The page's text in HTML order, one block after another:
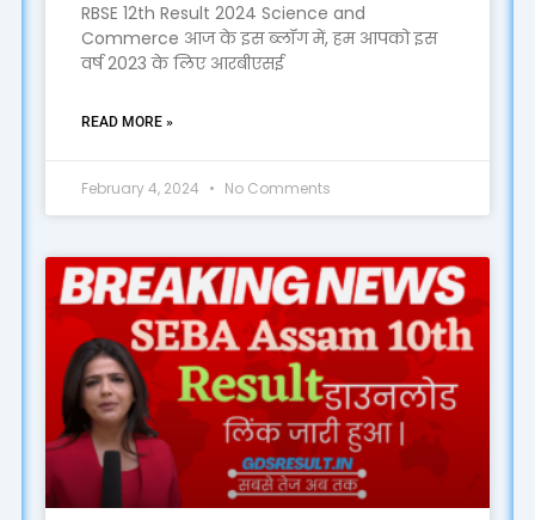
RBSE 12th Result 2024 Science and
Commerce आज के इस ब्लॉग में, हम आपको इस
वर्ष 2023 के लिए आरबीएसई
READ MORE »
February 4, 2024 No Comments